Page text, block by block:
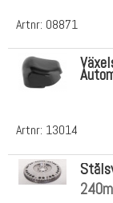
Artnr: 08871
Artnr: 13014